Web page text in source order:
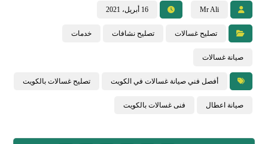
Mr Ali 16 أبريل، 2021
تصليح غسالات تصليح نشافات خدمات
صيانة غسالات
أفصل فني صيانة غسالات في الكويت تصليح غسالات بالكويت
صيانة اعطال فنى غسالات بالكويت